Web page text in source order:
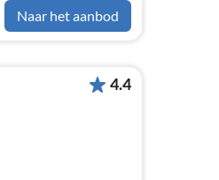
Naar het aanbod
4.4